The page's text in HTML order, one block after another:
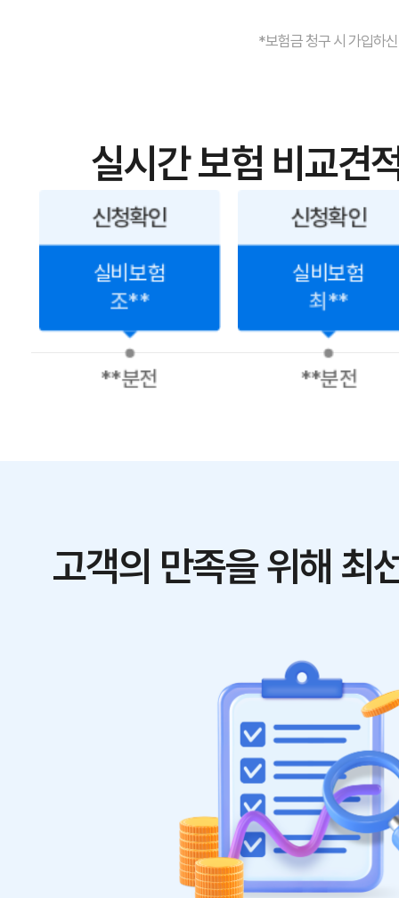
*보험금 청구 시 가입하
실시간 보험 비교견
신청확인
실비보험
조**
**분전
신청확인
실비보험
최**
**분전
고객의 만족을 위해 최